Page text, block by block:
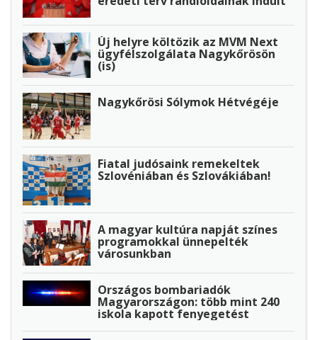
Új helyre költözik az MVM Next
ügyfélszolgálata Nagykőrösön
(is)
Nagykőrösi Sólymok Hétvégéje
Fiatal judósaink remekeltek
Szlovéniában és Szlovákiában!
A magyar kultúra napját színes
programokkal ünnepelték
városunkban
Országos bombariadók
Magyarországon: több mint 240
iskola kapott fenyegetést